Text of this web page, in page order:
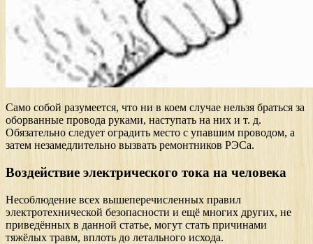
Само собой разумеется, что ни в коем случае нельзя браться за
оборванные провода руками, наступать на них и т. д.
Обязательно следует оградить место с упавшим проводом, а
затем незамедлительно вызвать ремонтников РЭСа.
Воздействие электрического тока на человека
Несоблюдение всех вышеперечисленных правил
электротехнической безопасности и ещё многих других, не
приведённых в данной статье, могут стать причинами
тяжёлых травм, вплоть до летального исхода.